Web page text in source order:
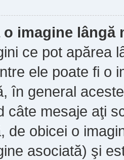
imagine lângă
ce pot apărea
ele poate fi o
în general
câte mesaje aţi
de obicei o
asociată) şi